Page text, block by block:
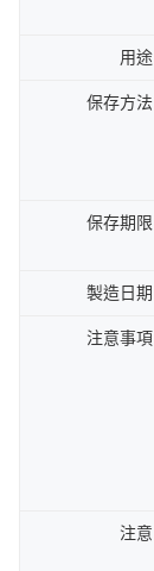
用途
保存方法
保存期限
製造日期
注意事項
注意